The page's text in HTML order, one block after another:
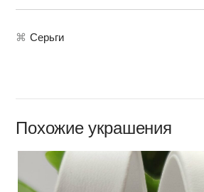
⌘ Серьги
Похожие украшения